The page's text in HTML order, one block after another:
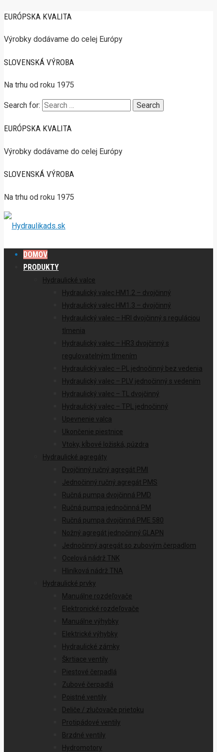
EURÓPSKA KVALITA
Výrobky dodávame do celej Európy
SLOVENSKÁ VÝROBA
Na trhu od roku 1975
Search for:
EURÓPSKA KVALITA
Výrobky dodávame do celej Európy
SLOVENSKÁ VÝROBA
Na trhu od roku 1975
DOMOV
PRODUKTY
Hydraulické valce
Hydraulický valec HM1.2 – dvojčinný
Hydraulický valec HM1.3 – dvojčinný
Hydraulický valec – HRI dvojčinný s reguláciou
tlmenia
Hydraulický valec – HR3 dvojčinný s
regulovatelným tlmením
Hydraulický valec – PL jednočinný bez vedenia
Hydraulický valec – PLV jednočinný s vedením
Hydraulický valec – TL dvojčinný
Hydraulický valec – TPL jednočinný
Upevnenie valca
Ukončenie piestnice
Vtoky, kĺbové ložiská, púzdra
Hydraulické agregáty
Dvojčinný ručný agregát PMI
Jednočinný ručný agregát PMS
Ručná pumpa dvojčinná PMD
Ručná pumpa jednočinná PM
Ručná pumpa dvojčinná PME 580
Nožný agregát jednočinný GLAPN
Jednočinný agregát so zubovým čerpadlom
Ocelová nádrž TNK
Hliníková nádrž TNA
Hydraulické prvky
Manuálne rozdeľovače
Elektronické rozdeľovače
Manuálne výhybky
Elektrické výhybky
Hydraulické zámky
Škrtiace ventily
Piestové čerpadlá
Zubové čerpadlá
Poistné ventily
Deliče / zlučovače prietoku
Protipádové ventily
Brzdné ventily
Hydromotory